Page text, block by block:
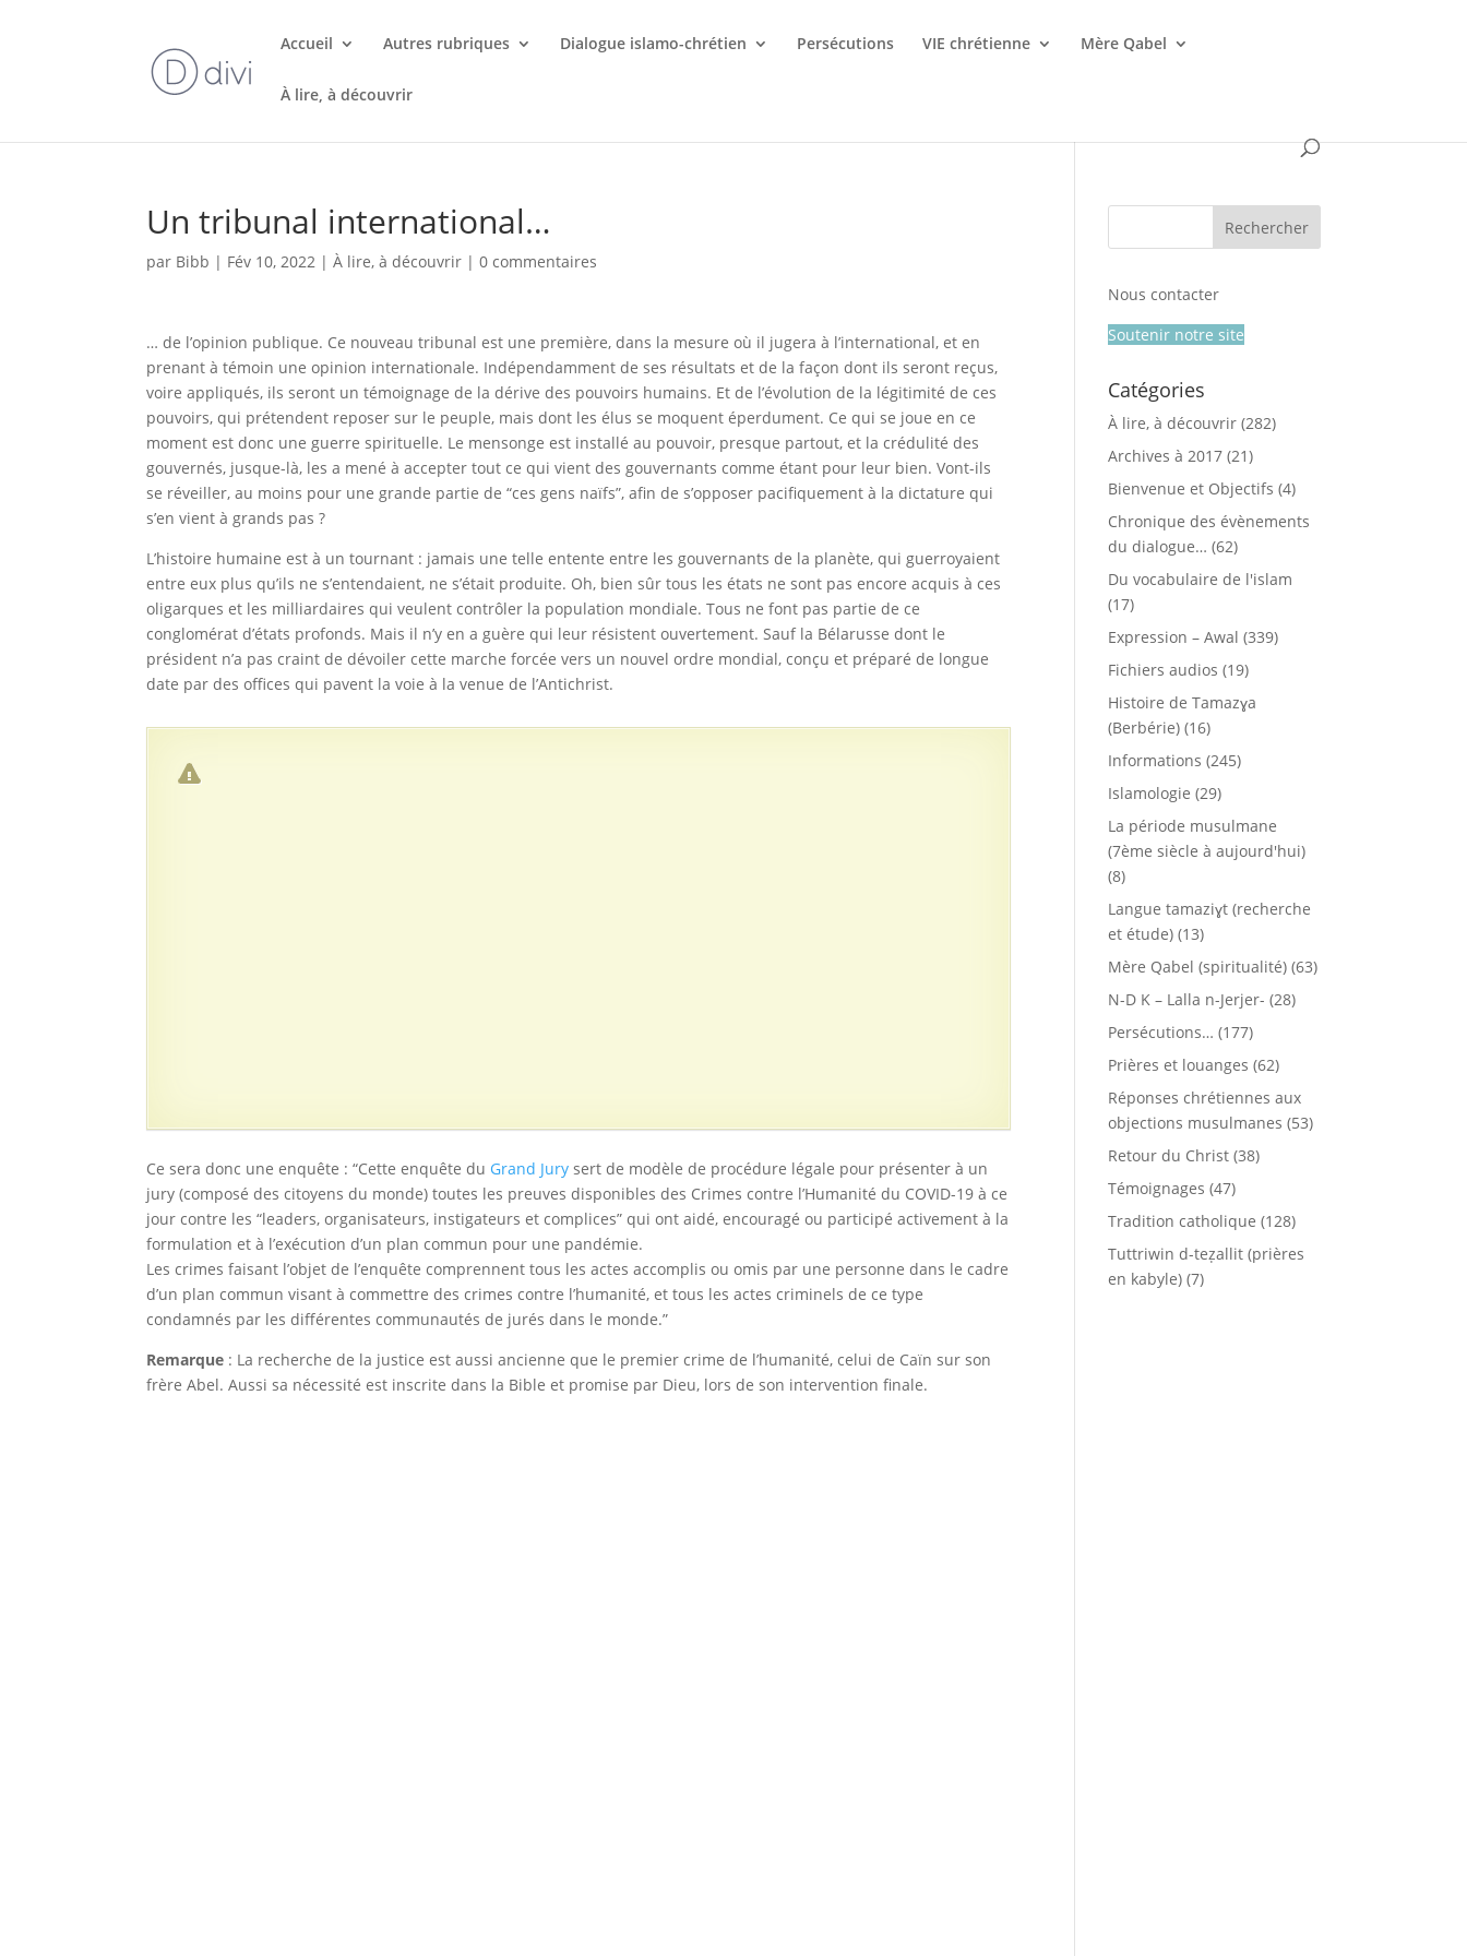
Accueil Autres rubriques Dialogue islamo-chrétien Persécutions VIE chrétienne Mère Qabel
À lire, à découvrir
Un tribunal international…
par Bibb | Fév 10, 2022 |À lire, à découvrir |0 commentaires
… de l’opinion publique. Ce nouveau tribunal est une première, dans la mesure où il jugera à l’international, et en
prenant à témoin une opinion internationale. Indépendamment de ses résultats et de la façon dont ils seront reçus,
voire appliqués, ils seront un témoignage de la dérive des pouvoirs humains. Et de l’évolution de la légitimité de ces
pouvoirs, qui prétendent reposer sur le peuple, mais dont les élus se moquent éperdument. Ce qui se joue en ce
moment est donc une guerre spirituelle. Le mensonge est installé au pouvoir, presque partout, et la crédulité des
gouvernés, jusque-là, les a mené à accepter tout ce qui vient des gouvernants comme étant pour leur bien. Vont-ils
se réveiller, au moins pour une grande partie de “ces gens naïfs”, afin de s’opposer pacifiquement à la dictature qui
s’en vient à grands pas ?
L’histoire humaine est à un tournant : jamais une telle entente entre les gouvernants de la planète, qui guerroyaient
entre eux plus qu’ils ne s’entendaient, ne s’était produite. Oh, bien sûr tous les états ne sont pas encore acquis à ces
oligarques et les milliardaires qui veulent contrôler la population mondiale. Tous ne font pas partie de ce
conglomérat d’états profonds. Mais il n’y en a guère qui leur résistent ouvertement. Sauf la Bélarusse dont le
président n’a pas craint de dévoiler cette marche forcée vers un nouvel ordre mondial, conçu et préparé de longue
date par des offices qui pavent la voie à la venue de l’Antichrist.
Ce sera donc une enquête : “Cette enquête du Grand Jury sert de modèle de procédure légale pour présenter à un
jury (composé des citoyens du monde) toutes les preuves disponibles des Crimes contre l’Humanité du COVID-19 à ce
jour contre les “leaders, organisateurs, instigateurs et complices” qui ont aidé, encouragé ou participé activement à la
formulation et à l’exécution d’un plan commun pour une pandémie.
Les crimes faisant l’objet de l’enquête comprennent tous les actes accomplis ou omis par une personne dans le cadre
d’un plan commun visant à commettre des crimes contre l’humanité, et tous les actes criminels de ce type
condamnés par les différentes communautés de jurés dans le monde.”
Remarque : La recherche de la justice est aussi ancienne que le premier crime de l’humanité, celui de Caïn sur son
frère Abel. Aussi sa nécessité est inscrite dans la Bible et promise par Dieu, lors de son intervention finale.
Nous contacter
Soutenir notre site
Catégories
À lire, à découvrir (282)
Archives à 2017 (21)
Bienvenue et Objectifs (4)
Chronique des évènements
du dialogue… (62)
Du vocabulaire de l'islam
(17)
Expression – Awal (339)
Fichiers audios (19)
Histoire de Tamazɣa
(Berbérie) (16)
Informations (245)
Islamologie (29)
La période musulmane
(7ème siècle à aujourd'hui)
(8)
Langue tamaziɣt (recherche
et étude) (13)
Mère Qabel (spiritualité) (63)
N-D K – Lalla n-Jerjer- (28)
Persécutions… (177)
Prières et louanges (62)
Réponses chrétiennes aux
objections musulmanes (53)
Retour du Christ (38)
Témoignages (47)
Tradition catholique (128)
Tuttriwin d-teẓallit (prières
en kabyle) (7)